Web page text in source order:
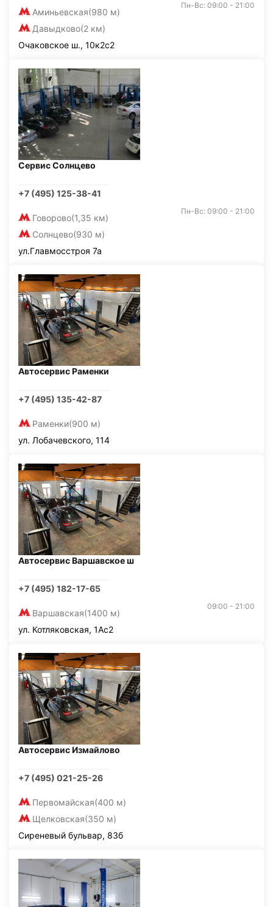
Аминьевская(980 м)
Давыдково(2 км)
Пн-Вс: 09:00 - 21:00
Очаковское ш., 10к2с2
Сервис Солнцево
+7 (495) 125-38-41
Говорово(1,35 км)
Солнцево(930 м)
Пн-Вс: 09:00 - 21:00
ул.Главмосстроя 7а
Автосервис Раменки
+7 (495) 135-42-87
Раменки(900 м)
ул. Лобачевского, 114
Автосервис Варшавское ш
+7 (495) 182-17-65
Варшавская(1400 м)
09:00 - 21:00
ул. Котляковская, 1Ас2
Автосервис Измайлово
+7 (495) 021-25-26
Первомайская(400 м)
Щелковская(350 м)
Сиреневый бульвар, 83б